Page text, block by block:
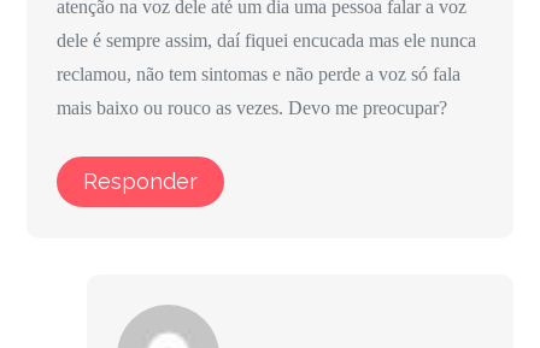
atenção na voz dele até um dia uma pessoa falar a voz
dele é sempre assim, daí fiquei encucada mas ele nunca
reclamou, não tem sintomas e não perde a voz só fala
mais baixo ou rouco as vezes. Devo me preocupar?
Responder